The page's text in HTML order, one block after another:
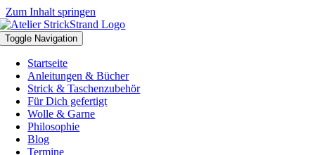
Zum Inhalt springen
Toggle Navigation
Startseite
Anleitungen & Bücher
Strick & Taschenzubehör
Für Dich gefertigt
Wolle & Garne
Philosophie
Blog
Termine